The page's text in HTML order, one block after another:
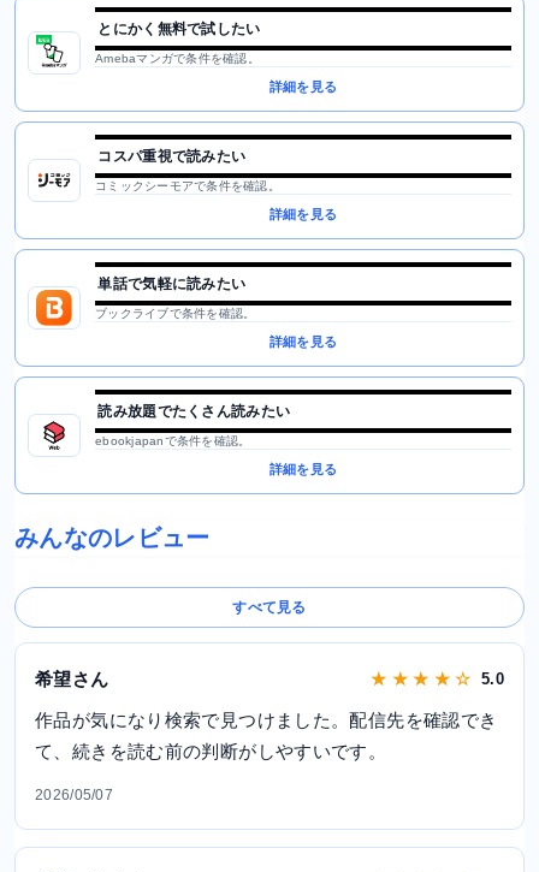
とにかく無料で試したい
Amebaマンガで条件を確認。
詳細を見る
コスパ重視で読みたい
コミックシーモアで条件を確認。
詳細を見る
単話で気軽に読みたい
ブックライブで条件を確認。
詳細を見る
読み放題でたくさん読みたい
ebookjapanで条件を確認。
詳細を見る
みんなのレビュー
すべて見る
希望さん ★ ★ ★ ★ ☆ 5.0
作品が気になり検索で見つけました。配信先を確認でき
て、続きを読む前の判断がしやすいです。
2026/05/07